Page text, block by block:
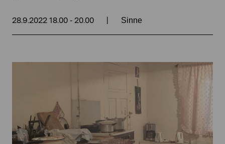
28.9.2022 18.00 - 20.00 | Sinne